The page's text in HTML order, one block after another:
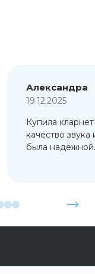
Александра
19.12.2025
Купила
качество
была